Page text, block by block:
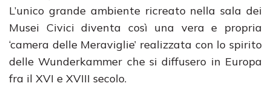
L’unico grande ambiente ricreato nella sala dei
Musei Civici diventa così una vera e propria
‘camera delle Meraviglie’ realizzata con lo spirito
delle Wunderkammer che si diffusero in Europa
fra il XVI e XVIII secolo.